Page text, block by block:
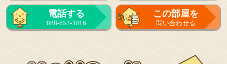
電話する
088-652-3016
この部屋を
問い合わせる